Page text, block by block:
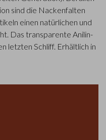
sind die Nackenfalten
einen natürlichen und
Das transparente Anilin-
letzten Schliff. Erhältlich in